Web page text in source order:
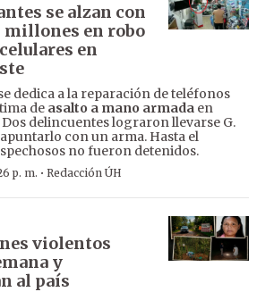
se alzan con
millones en robo
en
dedica a la reparación de teléfonos
de asalto a mano armada en
Dos delincuentes lograron llevarse G.
con un arma. Hasta el
no fueron detenidos.
p. m. · Redacción ÚH
violentos
y
al país